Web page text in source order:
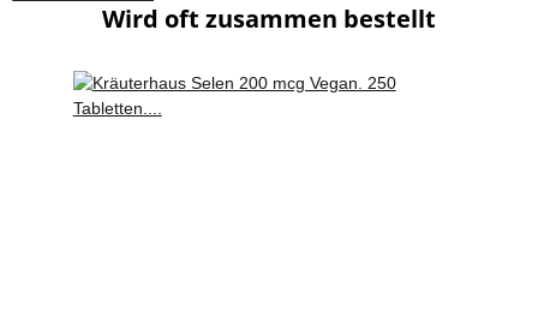
Wird oft zusammen bestellt